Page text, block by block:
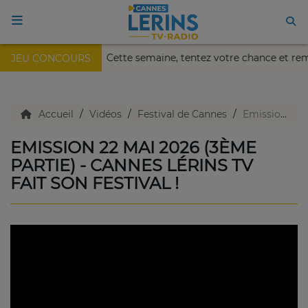
JEU CONCOURS
de Nice ! Cette semaine, tentez votre chance et
TV en direct
Replay TV
Accueil Vidéos Festival de Cannes Emission 22 mai 2026 (3ème partie) - Cannes Lérins TV fait son festival !
EMISSION 22 MAI 2026 (3ÈME
PARTIE) - CANNES LÉRINS TV
FAIT SON FESTIVAL !